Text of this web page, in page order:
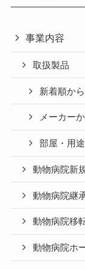
事業内容
取扱製品
新着順か
メーカー
部屋・用
動物病院新
動物病院継
動物病院移
動物病院ホ